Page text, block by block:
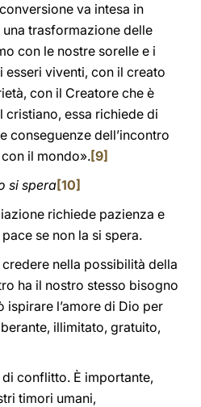
va intesa in
trasformazione delle
con le nostre sorelle e i
viventi, con il creato
con il Creatore che è
essa richiede di
conseguenze dell’incontro
il mondo».[9]
si spera[10]
richiede pazienza e
se non la si spera.
nella possibilità della
ha il nostro stesso bisogno
ispirare l’amore di Dio per
illimitato, gratuito,
conflitto. È importante,
timori umani,